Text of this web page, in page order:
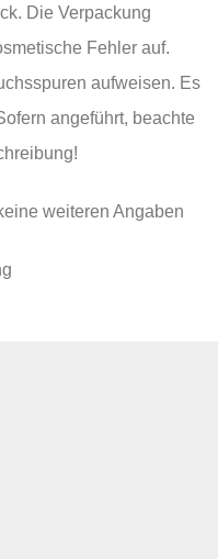
Die Verpackung
Fehler auf.
aufweisen. Es
angeführt, beachte
weiteren Angaben